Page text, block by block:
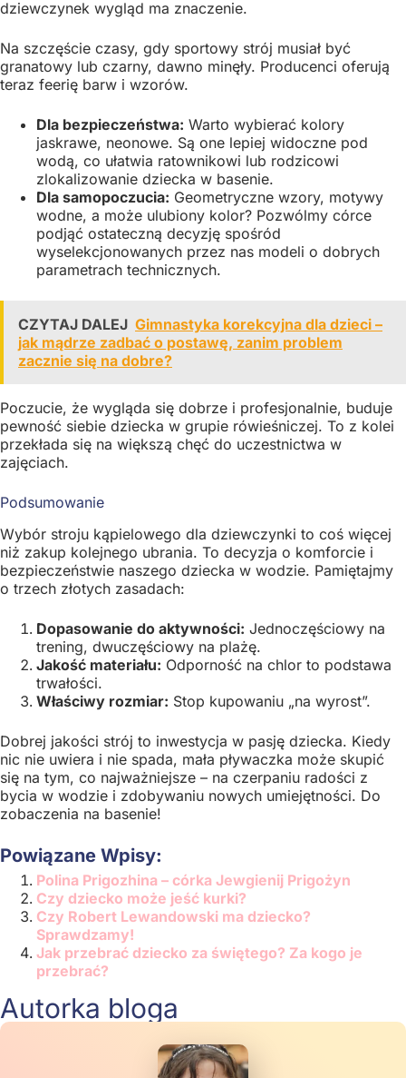
dziewczynek wygląd ma znaczenie.
Na szczęście czasy, gdy sportowy strój musiał być
granatowy lub czarny, dawno minęły. Producenci oferują
teraz feerię barw i wzorów.
Dla bezpieczeństwa: Warto wybierać kolory
jaskrawe, neonowe. Są one lepiej widoczne pod
wodą, co ułatwia ratownikowi lub rodzicowi
zlokalizowanie dziecka w basenie.
Dla samopoczucia: Geometryczne wzory, motywy
wodne, a może ulubiony kolor? Pozwólmy córce
podjąć ostateczną decyzję spośród
wyselekcjonowanych przez nas modeli o dobrych
parametrach technicznych.
CZYTAJ DALEJ Gimnastyka korekcyjna dla dzieci –
jak mądrze zadbać o postawę, zanim problem
zacznie się na dobre?
Poczucie, że wygląda się dobrze i profesjonalnie, buduje
pewność siebie dziecka w grupie rówieśniczej. To z kolei
przekłada się na większą chęć do uczestnictwa w
zajęciach.
Podsumowanie
Wybór stroju kąpielowego dla dziewczynki to coś więcej
niż zakup kolejnego ubrania. To decyzja o komforcie i
bezpieczeństwie naszego dziecka w wodzie. Pamiętajmy
o trzech złotych zasadach:
Dopasowanie do aktywności: Jednoczęściowy na
trening, dwuczęściowy na plażę.
Jakość materiału: Odporność na chlor to podstawa
trwałości.
Właściwy rozmiar: Stop kupowaniu „na wyrost”.
Dobrej jakości strój to inwestycja w pasję dziecka. Kiedy
nic nie uwiera i nie spada, mała pływaczka może skupić
się na tym, co najważniejsze – na czerpaniu radości z
bycia w wodzie i zdobywaniu nowych umiejętności. Do
zobaczenia na basenie!
Powiązane Wpisy:
Polina Prigozhina – córka Jewgienij Prigożyn
Czy dziecko może jeść kurki?
Czy Robert Lewandowski ma dziecko?
Sprawdzamy!
Jak przebrać dziecko za świętego? Za kogo je
przebrać?
Autorka bloga